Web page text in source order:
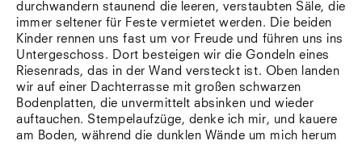
durchwandern staunend die leeren, verstaubten Säle, die
immer seltener für Feste vermietet werden. Die beiden
Kinder rennen uns fast um vor Freude und führen uns ins
Untergeschoss. Dort besteigen wir die Gondeln eines
Riesenrads, das in der Wand versteckt ist. Oben landen
wir auf einer Dachterrasse mit großen schwarzen
Bodenplatten, die unvermittelt absinken und wieder
auftauchen. Stempelaufzüge, denke ich mir, und kauere
am Boden, während die dunklen Wände um mich herum